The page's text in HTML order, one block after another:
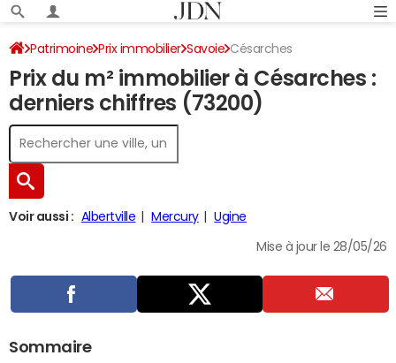
Patrimoine Prix immobilier Savoie Césarches
Prix du m² immobilier à Césarches :
derniers chiffres (73200)
Voir aussi : Albertville Mercury Ugine
Mise à jour le 28/05/26
Sommaire